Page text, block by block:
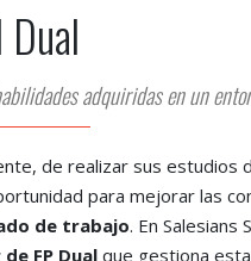
adquiridas en un
de realizar sus estudios
para mejorar las
de trabajo. En Salesians
FP Dualque gestiona